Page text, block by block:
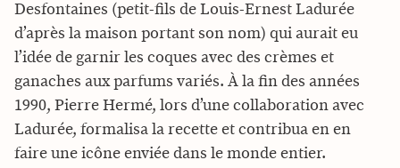
Desfontaines (petit-fils de Louis-Ernest Ladurée
d’après la maison portant son nom) qui aurait eu
l’idée de garnir les coques avec des crèmes et
ganaches aux parfums variés. À la fin des années
1990, Pierre Hermé, lors d’une collaboration avec
Ladurée, formalisa la recette et contribua en en
faire une icône enviée dans le monde entier.